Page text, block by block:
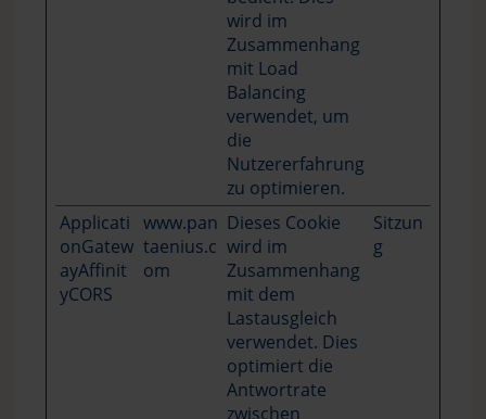
wird im
Zusammenhang
mit Load
Balancing
verwendet, um
die
Nutzererfahrung
zu optimieren.
Applicati
onGatew
ayAffinit
yCORS
www.pan
taenius.c
om
Dieses Cookie
wird im
Zusammenhang
mit dem
Lastausgleich
verwendet. Dies
optimiert die
Antwortrate
zwischen
Sitzun
g